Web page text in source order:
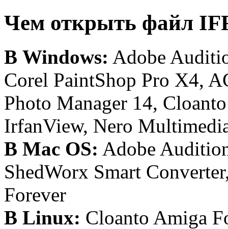
Чем открыть файл
В Windows: Adobe
Corel PaintShop Pro X4,
Photo Manager 14,
IrfanView, Nero
В Mac OS: Adobe
ShedWorx Smart
Forever
В Linux: Cloanto Amiga